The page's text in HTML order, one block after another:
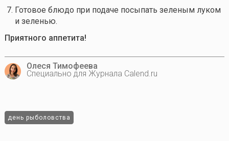
Готовое блюдо при подаче посыпать зеленым луком
и зеленью.
Приятного аппетита!
Олеся Тимофеева
Специально для Журнала Calend.ru
день рыболовства